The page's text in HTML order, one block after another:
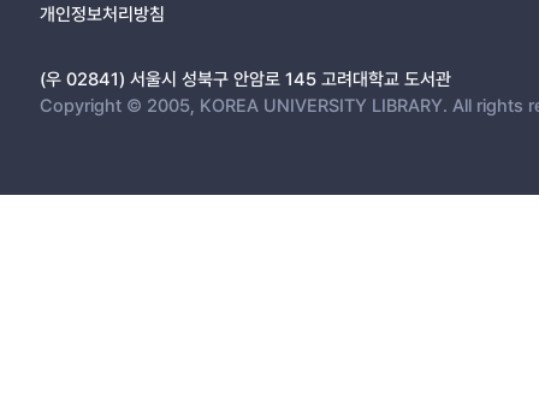
개인정보처리방침
(우 02841) 서울시 성북구 안암로 145 고려대학교 도서관
Copyright © 2005, KOREA UNIVERSITY LIBRARY. All rights